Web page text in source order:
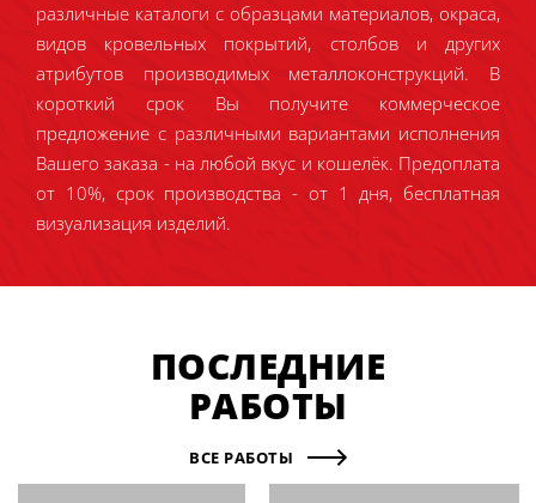
различные каталоги с образцами материалов, окраса,
видов кровельных покрытий, столбов и других
атрибутов производимых металлоконструкций. В
короткий срок Вы получите коммерческое
предложение с различными вариантами исполнения
Вашего заказа - на любой вкус и кошелёк. Предоплата
от 10%, срок производства - от 1 дня, бесплатная
визуализация изделий.
ПОСЛЕДНИЕ
РАБОТЫ
ВСЕ РАБОТЫ